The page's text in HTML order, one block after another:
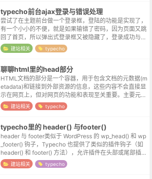
typecho前台ajax登录与错误处理
尝试了在主题前台做一个登录框，登陆的功能是实现了，
有一个小小的不便，就是如果输错了密码，因为页面又跳
回了首页，所以弹出式登录框又被隐藏了，登录成功与否
不够明显，二次登录的场合操作也较繁琐，所以想实现前
台以ajax的方式登录。实现aja...
建站相关 typecho
聊聊html里的head部分
HTML文档的部分是一个容器，用于包含文档的元数据(m
etadata)和链接到外部资源的信息，这些内容不会直接显
示在网页上，但对网页的功能和表现至关重要。主要元素
和功能1. 基础元素<title>: 定义文档标题，显示在浏...
建站相关 typecho
typecho里的 header() 与footer()
header 与 footer类似于 WordPress 的 wp_head() 和 wp
_footer() 钩子，Typecho 也提供了类似的插件钩子（如
header() 和 footer() 方法），允许插件在头部或尾部插入
内...建站相关 typecho